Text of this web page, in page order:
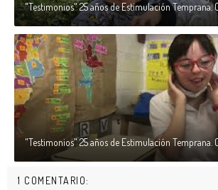
"Testimonios" 25 años de Estimulación Temprana.
"Testimonios" 25 años de Estimulación Temprana.
1 COMENTARIO: